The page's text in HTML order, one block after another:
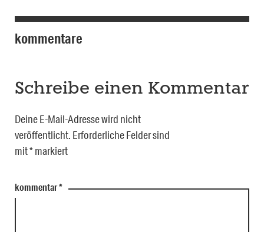
kommentare
Schreibe einen Kommentar
Deine E-Mail-Adresse wird nicht
veröffentlicht. Erforderliche Felder sind
mit*markiert
kommentar*